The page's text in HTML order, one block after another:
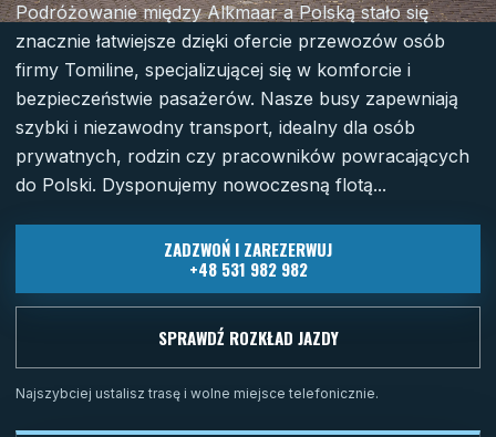
Podróżowanie między Alkmaar a Polską stało się
znacznie łatwiejsze dzięki ofercie przewozów osób
firmy Tomiline, specjalizującej się w komforcie i
bezpieczeństwie pasażerów. Nasze busy zapewniają
szybki i niezawodny transport, idealny dla osób
prywatnych, rodzin czy pracowników powracających
do Polski. Dysponujemy nowoczesną flotą...
ZADZWOŃ I ZAREZERWUJ
+48 531 982 982
SPRAWDŹ ROZKŁAD JAZDY
Najszybciej ustalisz trasę i wolne miejsce telefonicznie.